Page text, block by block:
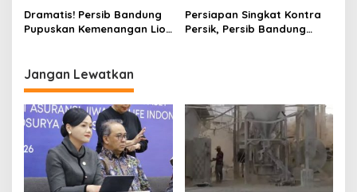
Peringkat Kedua
Dramatis! Persib Bandung
Pupuskan Kemenangan Lion
Persiapan Singkat Kontra
Persik, Persib Bandung
Jangan Lewatkan